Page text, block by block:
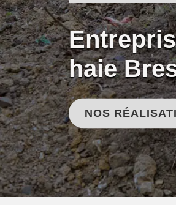
haie
NOS